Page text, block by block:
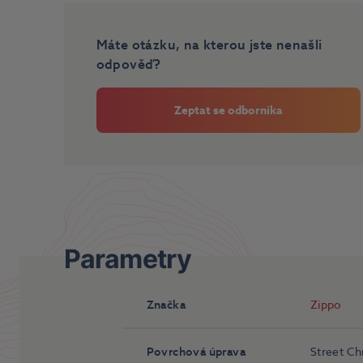
Máte otázku, na kterou jste nenašli
odpověď?
Zeptat se odborníka
Parametry
Značka Zippo
Povrchová úprava Street